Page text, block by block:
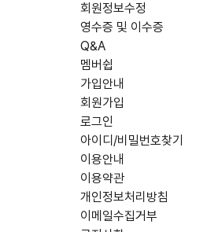
회원정보수정
영수증 및 이수증
Q&A
멤버쉽
가입안내
회원가입
로그인
아이디/비밀번호찾기
이용안내
이용약관
개인정보처리방침
이메일수집거부